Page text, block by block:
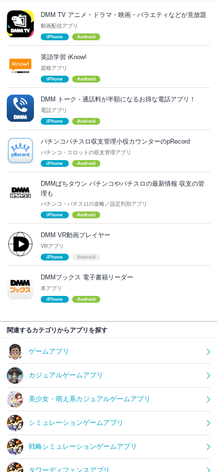
DMM TV アニメ・ドラマ・映画・バラエティなどが見放題
動画配信アプリ
iPhone Android
英語学習 iKnow!
資格アプリ
iPhone Android
DMM トーク - 通話料が半額になるお得な電話アプリ！
電話アプリ
iPhone Android
パチンコパチスロ収支管理小役カウンターのpRecord
パチンコ・スロットの収支管理アプリ
iPhone Android
DMMぱちタウン パチンコやパチスロの最新情報 収支の管
理も
パチンコ・パチスロの攻略／設定判別アプリ
iPhone Android
DMM VR動画プレイヤー
VRアプリ
iPhone Android
DMMブックス 電子書籍リーダー
本アプリ
iPhone Android
関連するカテゴリからアプリを探す
ゲームアプリ
カジュアルゲームアプリ
美少女・萌え系カジュアルゲームアプリ
シミュレーションゲームアプリ
戦略シミュレーションゲームアプリ
タワーディフェンスアプリ